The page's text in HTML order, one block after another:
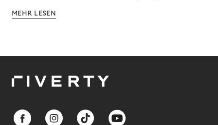
MEHR LESEN